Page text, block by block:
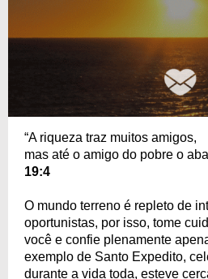
“A riqueza traz muitos amigos,
mas até o amigo do pobre o
19:4
O mundo terreno é repleto de
oportunistas, por isso, tome
você e confie plenamente
exemplo de Santo Expedito,
durante a vida toda, esteve